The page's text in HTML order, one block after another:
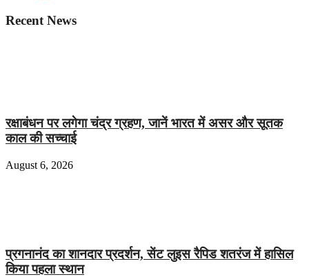
Recent News
रक्षाबंधन पर लगेगा चंद्र ग्रहण, जानें भारत में असर और सूतक
काल की सच्चाई
August 6, 2026
प्रगनानंद का शानदार प्रदर्शन, सेंट लुइस रैपिड शतरंज में हासिल
किया पहला स्थान